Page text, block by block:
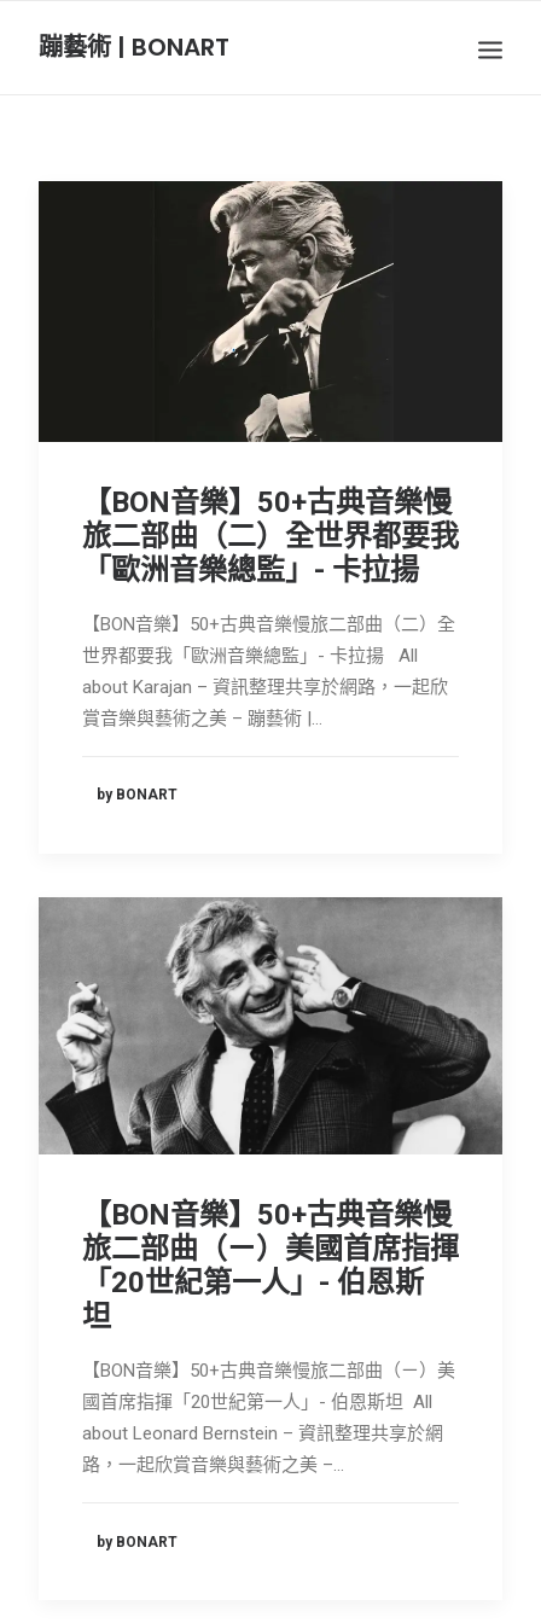
蹦藝術 | BONART
關於我們
SEARCH
【BON音樂】50+古典音樂慢
旅二部曲（二）全世界都要我
「歐洲音樂總監」- 卡拉揚
【BON音樂】50+古典音樂慢旅二部曲（二）全
世界都要我「歐洲音樂總監」- 卡拉揚 All
about Karajan – 資訊整理共享於網路，一起欣
賞音樂與藝術之美 – 蹦藝術 |…
by BONART
【BON音樂】50+古典音樂慢
旅二部曲（ㄧ）美國首席指揮
「20世紀第一人」- 伯恩斯
坦
【BON音樂】50+古典音樂慢旅二部曲（ㄧ）美
國首席指揮「20世紀第一人」- 伯恩斯坦 All
about Leonard Bernstein – 資訊整理共享於網
路，一起欣賞音樂與藝術之美 –…
by BONART